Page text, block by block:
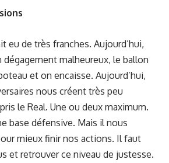
eu de très franches. Aujourd’hui,
dégagement malheureux, le ballon
et on encaisse. Aujourd’hui,
nous créent très peu
le Real. Une ou deux maximum.
base défensive. Mais il nous
mieux finir nos actions. Il faut
et retrouver ce niveau de justesse.